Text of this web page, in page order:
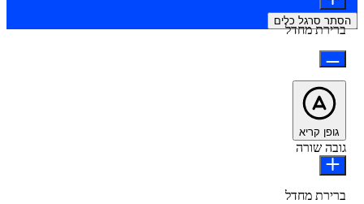
הסתר סרגל כלים
ברירת מחדל
גופן קריא
גובה שורה
ברירת מחדל